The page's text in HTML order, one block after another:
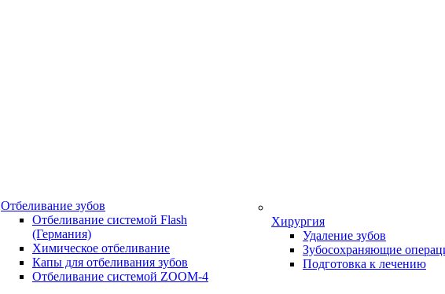
Отбеливание зубов
Отбеливание системой Flash
(Германия)
Химическое отбеливание
Капы для отбеливания зубов
Отбеливание системой ZOOM-4
Хирургия
Удаление зубов
Зубосохраняющие
Подготовка к лечению